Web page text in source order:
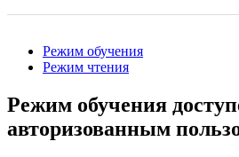
Режим обучения
Режим чтения
Режим обучения
авторизованным